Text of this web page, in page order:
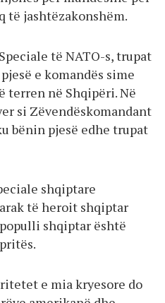
të jashtëzakonshëm.
të NATO-s, trupat
e komandës sime
terren në Shqipëri. Në
si Zëvendëskomandant
bënin pjesë edhe trupat
shqiptare
të heroit shqiptar
shqiptar është
e mia kryesore do